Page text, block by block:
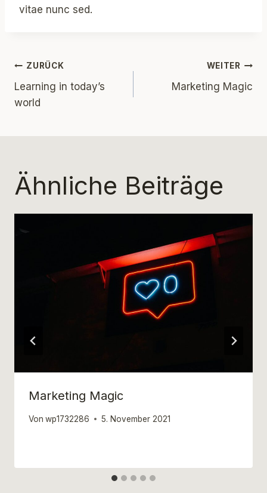
vitae nunc sed.
Beitragsnavigation
ZURÜCK
Learning in today’s
world
WEITER
Marketing Magic
Ähnliche Beiträge
Marketing Magic
Von wp1732286 5. November 2021